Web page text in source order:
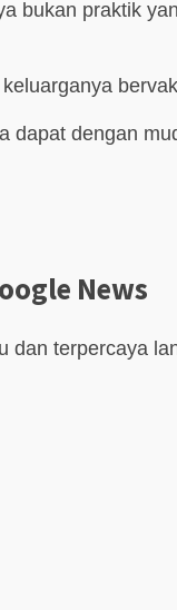
bukan praktik
dapat dengan
News
dan terpercaya